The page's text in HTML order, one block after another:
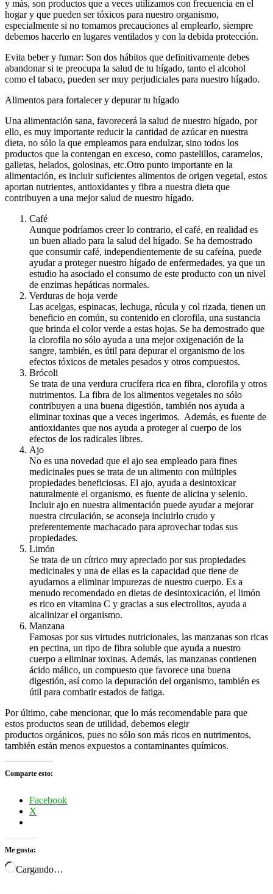
y más, son productos que a veces utilizamos con frecuencia en el
hogar y que pueden ser tóxicos para nuestro organismo,
especialmente si no tomamos precauciones al emplearlo, siempre
debemos hacerlo en lugares ventilados y con la debida protección.
Evita beber y fumar: Son dos hábitos que definitivamente debes
abandonar si te preocupa la salud de tu hígado, tanto el alcohol
como el tabaco, pueden ser muy perjudiciales para nuestro hígado.
Alimentos para fortalecer y depurar tu hígado
Una alimentación sana, favorecerá la salud de nuestro hígado, por
ello, es muy importante reducir la cantidad de azúcar en nuestra
dieta, no sólo la que empleamos para endulzar, sino todos los
productos que la contengan en exceso, como pastelillos, caramelos,
galletas, helados, golosinas, etc.Otro punto importante en la
alimentación, es incluir suficientes alimentos de origen vegetal, estos
aportan nutrientes, antioxidantes y fibra a nuestra dieta que
contribuyen a una mejor salud de nuestro hígado.
Café
Aunque podríamos creer lo contrario, el café, en realidad es
un buen aliado para la salud del hígado. Se ha demostrado
que consumir café, independientemente de su cafeína, puede
ayudar a proteger nuestro hígado de enfermedades, ya que un
estudio ha asociado el consumo de este producto con un nivel
de enzimas hepáticas normales.
Verduras de hoja verde
Las acelgas, espinacas, lechuga, rúcula y col rizada, tienen un
beneficio en común, su contenido en clorofila, una sustancia
que brinda el color verde a estas hojas. Se ha demostrado que
la clorofila no sólo ayuda a una mejor oxigenación de la
sangre, también, es útil para depurar el organismo de los
efectos tóxicos de metales pesados y otros compuestos.
Brócoli
Se trata de una verdura crucífera rica en fibra, clorofila y otros
nutrimentos. La fibra de los alimentos vegetales no sólo
contribuyen a una buena digestión, también nos ayuda a
eliminar toxinas que a veces ingerimos. Además, es fuente de
antioxidantes que nos ayuda a proteger al cuerpo de los
efectos de los radicales libres.
Ajo
No es una novedad que el ajo sea empleado para fines
medicinales pues se trata de un alimento con múltiples
propiedades beneficiosas. El ajo, ayuda a desintoxicar
naturalmente el organismo, es fuente de alicina y selenio.
Incluir ajo en nuestra alimentación puede ayudar a mejorar
nuestra circulación, se aconseja incluirlo crudo y
preferentemente machacado para aprovechar todas sus
propiedades.
Limón
Se trata de un cítrico muy apreciado por sus propiedades
medicinales y una de ellas es la capacidad que tiene de
ayudarnos a eliminar impurezas de nuestro cuerpo. Es a
menudo recomendado en dietas de desintoxicación, el limón
es rico en vitamina C y gracias a sus electrolitos, ayuda a
alcalinizar el organismo.
Manzana
Famosas por sus virtudes nutricionales, las manzanas son ricas
en pectina, un tipo de fibra soluble que ayuda a nuestro
cuerpo a eliminar toxinas. Además, las manzanas contienen
ácido málico, un compuesto que favorece una buena
digestión, así como la depuración del organismo, también es
útil para combatir estados de fatiga.
Por último, cabe mencionar, que lo más recomendable para que
estos productos sean de utilidad, debemos elegir
productos orgánicos, pues no sólo son más ricos en nutrimentos,
también están menos expuestos a contaminantes químicos.
Comparte esto:
Facebook
X
Me gusta:
Cargando…